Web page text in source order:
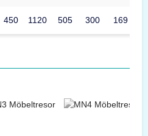
450 1120 505 300 169